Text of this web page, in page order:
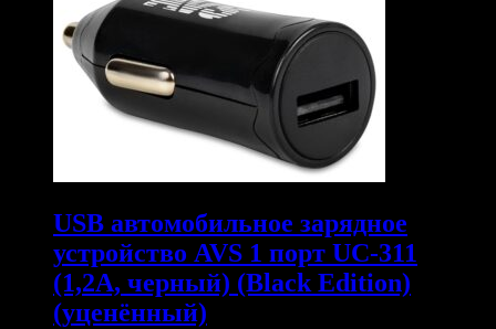
USB автомобильное зарядное
устройство AVS 1 порт UC-311
(1,2А, черный) (Black Edition)
(уценённый)